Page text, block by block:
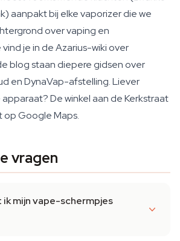
aanpakt bij elke vaporizer die we
over vaping en
je in de Azarius-wiki over
blog staan diepere gidsen over
en DynaVap-afstelling. Liever
De winkel aan de Kerkstraat
op Google Maps.
vragen
ik mijn vape-schermpjes